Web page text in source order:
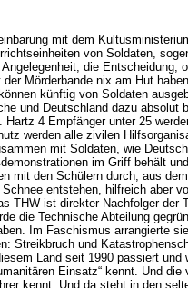
mit dem
von Soldaten,
die
Mörderbande nix am Hut
künftig von Soldaten
und Deutschland dazu
4 Empfänger unter 25
werden alle zivilen
mit Soldaten, wie
im Griff behält
mit den Schülern durch, aus
entstehen, hilfreich aber
THW ist direkter Nachfolger der
die Technische Abteilung
Im Faschismus arrangierte
Streikbruch und
Land seit 1990 passiert
Einsatz“ kennt. Und
kennt. Und da steht in den